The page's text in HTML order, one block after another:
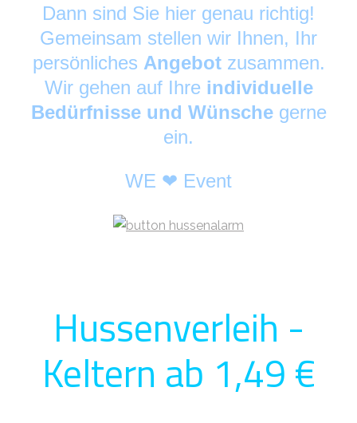
Dann sind Sie hier genau richtig!
Gemeinsam stellen wir Ihnen, Ihr
persönliches Angebot zusammen.
Wir gehen auf Ihre individuelle
Bedürfnisse und Wünschegerne
ein.
WE ❤ Event
Hussenverleih -
Keltern ab 1,49 €